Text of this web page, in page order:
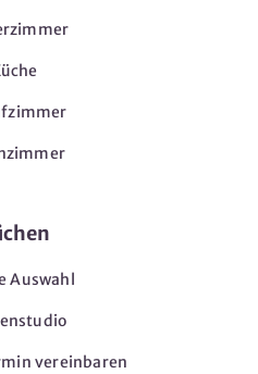
Auswahl
vereinbaren